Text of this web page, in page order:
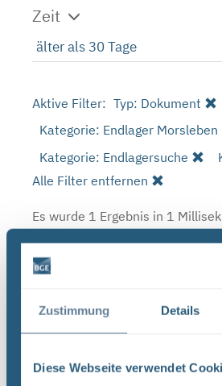
Zustimmung Details
Diese Webseite verwendet
Zeit
älter als 30 Tage
Aktive Filter: Typ: Dokument
Kategorie: Endlager Morsleben
Kategorie: Endlagersuche
Alle Filter entfernen
Es wurde 1 Ergebnis in 1
Ergebnisse pro Seite:
1
Sortieren nach